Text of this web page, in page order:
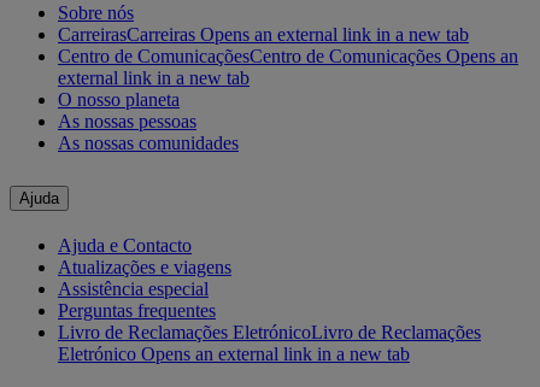
Sobre nós
CarreirasCarreiras Opens an external link in a new tab
Centro de ComunicaçõesCentro de Comunicações Opens an
external link in a new tab
O nosso planeta
As nossas pessoas
As nossas comunidades
Ajuda
Ajuda e Contacto
Atualizações e viagens
Assistência especial
Perguntas frequentes
Livro de Reclamações EletrónicoLivro de Reclamações
Eletrónico Opens an external link in a new tab